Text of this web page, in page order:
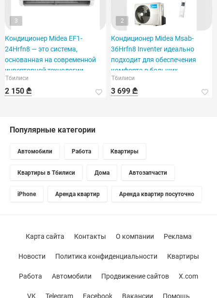
3
Кондиционер Midea EF1-
24Hrfn8 — это система,
основанная на современной
инверторной технологии.
Тбилиси
2 150 ₾
2
Кондиционер Midea Msab-
36Hrfn8 Inventer идеально
подходит для обеспечения
комфорта в больших
помещениях.
Тбилиси
3 699 ₾
Популярные категории
Автомобили Работа Квартиры
Квартиры в Тбилиси Дома Автозапчасти
iPhone Аренда квартир Аренда квартир посуточно
Карта сайта Контакты О компании Реклама
Новости Политика конфиденциальности Квартиры
Работа Автомобили Продвижение сайтов X.com
VK Telegram Facebook Вакансии Помощь